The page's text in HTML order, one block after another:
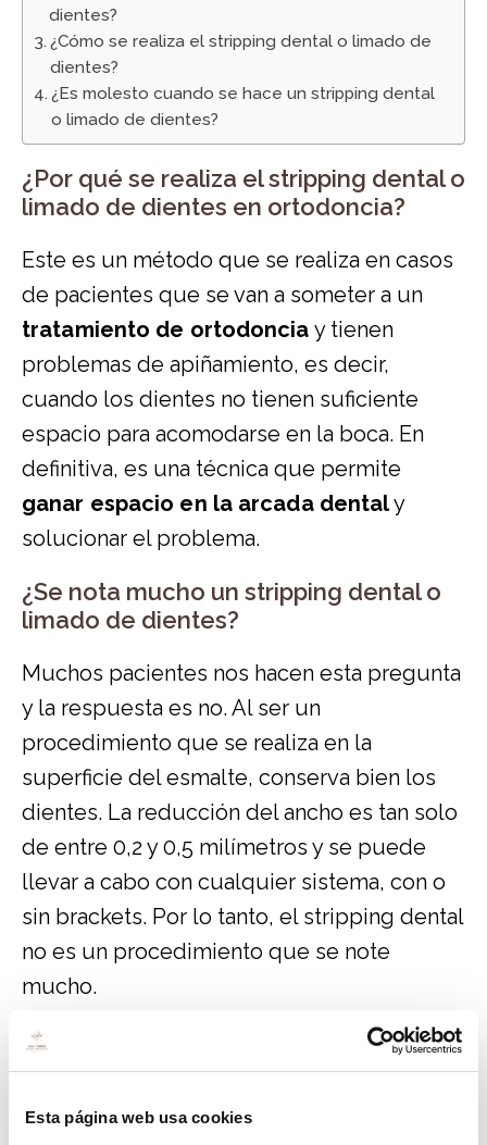
Esta página web usa cookies
dientes?
¿Cómo se realiza el stripping dental o limado de
dientes?
¿Es molesto cuando se hace un stripping dental
o limado de dientes?
¿Por qué se realiza el stripping dental o
limado de dientes en ortodoncia?
Este es un método que se realiza en casos
de pacientes que se van a someter a un
tratamiento de ortodoncia y tienen
problemas de apiñamiento, es decir,
cuando los dientes no tienen suficiente
espacio para acomodarse en la boca. En
definitiva, es una técnica que permite
ganar espacio en la arcada dentaly
solucionar el problema.
¿Se nota mucho un stripping dental o
limado de dientes?
Muchos pacientes nos hacen esta pregunta
y la respuesta es no. Al ser un
procedimiento que se realiza en la
superficie del esmalte, conserva bien los
dientes. La reducción del ancho es tan solo
de entre 0,2 y 0,5 milímetros y se puede
llevar a cabo con cualquier sistema, con o
sin brackets. Por lo tanto, el stripping dental
no es un procedimiento que se note
mucho.
¿Cómo se realiza el stripping dental o
limado de dientes?
Es un procedimiento muy sencillo que se